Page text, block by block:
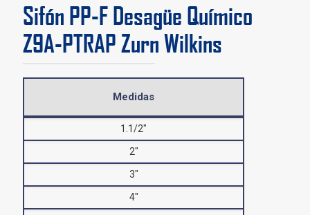
Sifón PP-F Desagüe Químico
Z9A-PTRAP Zurn Wilkins
Medidas
1.1/2″
2″
3″
4″